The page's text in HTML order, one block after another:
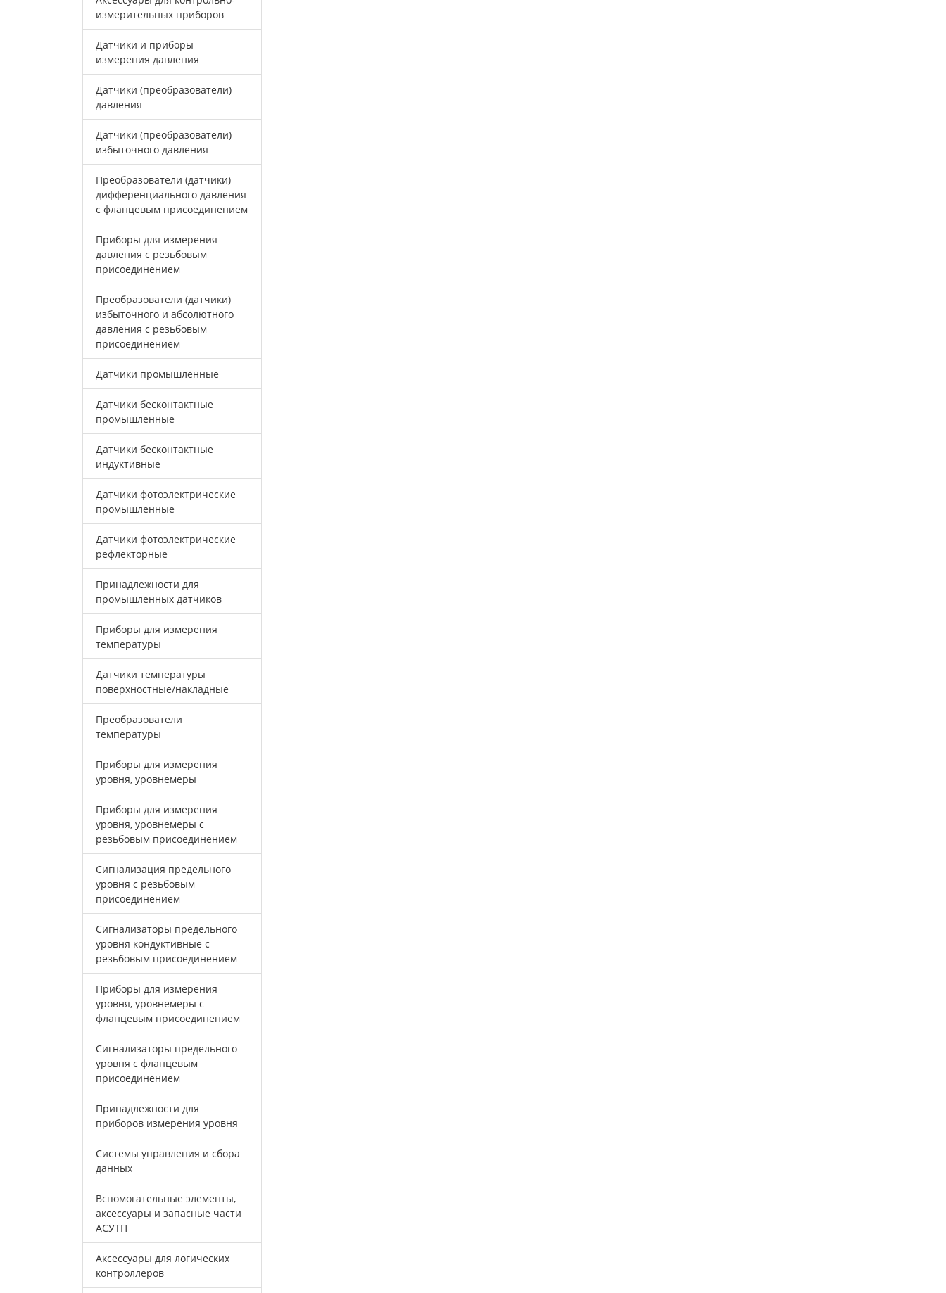
измерительных приборов
Датчики и приборы
измерения давления
Датчики (преобразователи)
давления
Датчики (преобразователи)
избыточного давления
Преобразователи (датчики)
дифференциального давления
с фланцевым присоединением
Приборы для измерения
давления с резьбовым
присоединением
Преобразователи (датчики)
избыточного и абсолютного
давления с резьбовым
присоединением
Датчики промышленные
Датчики бесконтактные
промышленные
Датчики бесконтактные
индуктивные
Датчики фотоэлектрические
промышленные
Датчики фотоэлектрические
рефлекторные
Принадлежности для
промышленных датчиков
Приборы для измерения
температуры
Датчики температуры
поверхностные/накладные
Преобразователи
температуры
Приборы для измерения
уровня, уровнемеры
Приборы для измерения
уровня, уровнемеры с
резьбовым присоединением
Сигнализация предельного
уровня с резьбовым
присоединением
Сигнализаторы предельного
уровня кондуктивные с
резьбовым присоединением
Приборы для измерения
уровня, уровнемеры с
фланцевым присоединением
Сигнализаторы предельного
уровня с фланцевым
присоединением
Принадлежности для
приборов измерения уровня
Системы управления и сбора
данных
Вспомогательные элементы,
аксессуары и запасные части
АСУТП
Аксессуары для логических
контроллеров